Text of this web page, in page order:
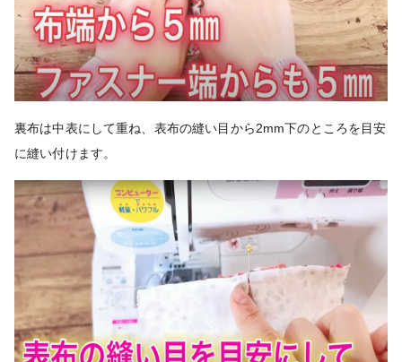
裏布は中表にして重ね、表布の縫い目から2mm下のところを目安
に縫い付けます。